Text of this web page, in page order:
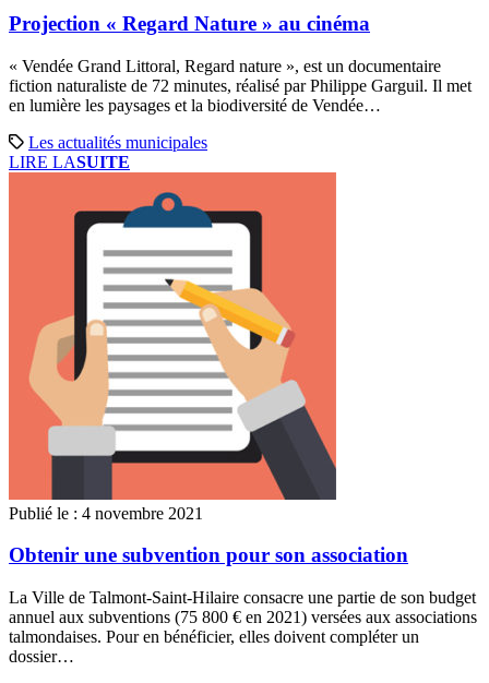
Projection « Regard Nature » au cinéma
« Vendée Grand Littoral, Regard nature », est un documentaire
fiction naturaliste de 72 minutes, réalisé par Philippe Garguil. Il met
en lumière les paysages et la biodiversité de Vendée…
Les actualités municipales
LIRE LASUITE
Publié le : 4 novembre 2021
Obtenir une subvention pour son association
La Ville de Talmont-Saint-Hilaire consacre une partie de son budget
annuel aux subventions (75 800 € en 2021) versées aux associations
talmondaises. Pour en bénéficier, elles doivent compléter un
dossier…